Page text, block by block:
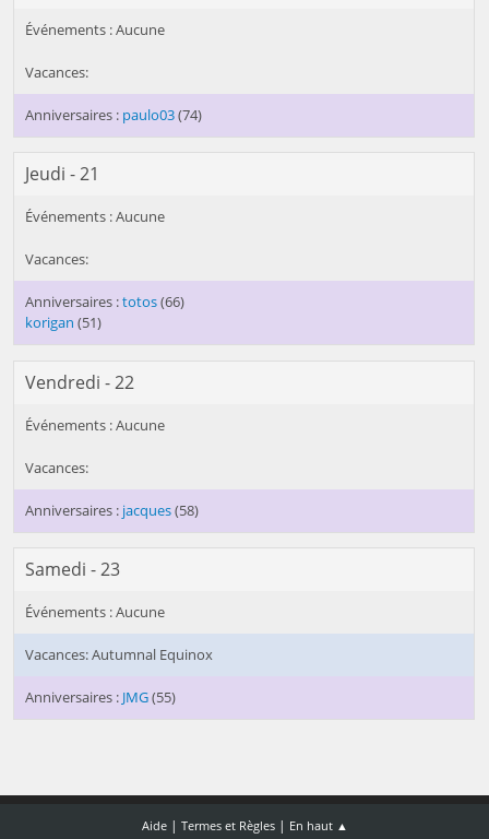
paulo03(74)
Jeudi - 21
totos(66)
korigan (51)
Vendredi - 22
jacques(58)
Samedi - 23
Autumnal Equinox
JMG(55)
Aide| Termes et Règles| En haut ▲